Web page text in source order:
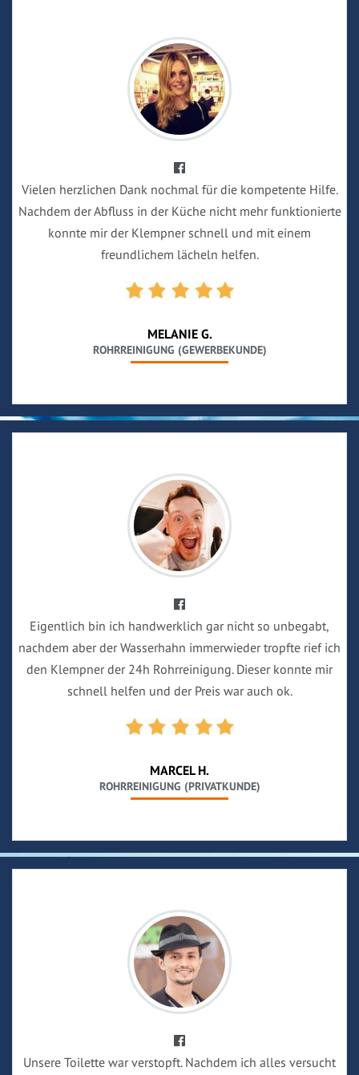
Vielen herzlichen Dank nochmal für die kompetente Hilfe.
Nachdem der Abfluss in der Küche nicht mehr funktionierte
konnte mir der Klempner schnell und mit einem
freundlichem lächeln helfen.
MELANIE G.
ROHRREINIGUNG (GEWERBEKUNDE)
Eigentlich bin ich handwerklich gar nicht so unbegabt,
nachdem aber der Wasserhahn immerwieder tropfte rief ich
den Klempner der 24h Rohrreinigung. Dieser konnte mir
schnell helfen und der Preis war auch ok.
MARCEL H.
ROHRREINIGUNG (PRIVATKUNDE)
Unsere Toilette war verstopft. Nachdem ich alles versucht